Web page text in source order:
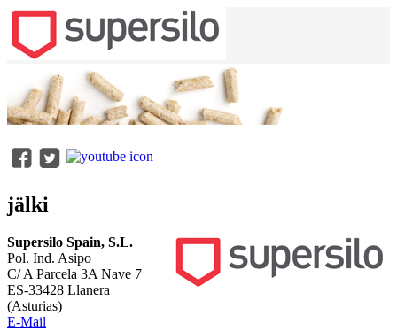
jälki
Supersilo Spain, S.L.
Pol. Ind. Asipo
C/ A Parcela 3A Nave 7
ES-33428 Llanera
(Asturias)
E-Mail